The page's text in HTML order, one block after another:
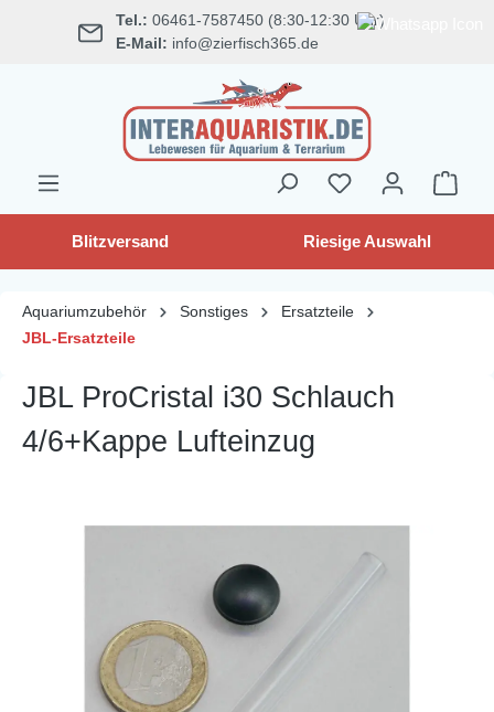
springen Tel.: 06461-7587450 (8:30-12:30 Uhr)
E-Mail: info@zierfisch365.de
Blitzversand Riesige Auswahl
Aquariumzubehör Sonstiges
Ersatzteile
JBL-Ersatzteile
JBL ProCristal i30 Schlauch
4/6+Kappe Lufteinzug